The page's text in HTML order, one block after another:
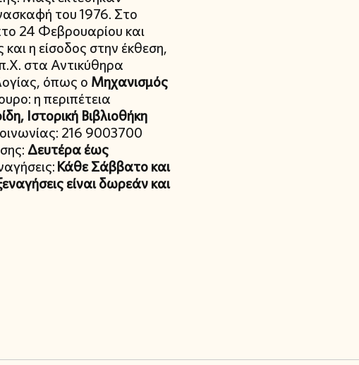
του 1976. Στο
24 Φεβρουαρίου και
η είσοδος στην έκθεση,
στα Αντικύθηρα
όπως ο Μηχανισμός
η περιπέτεια
Ιστορική Βιβλιοθήκη
216 9003700
Δευτέρα έως
Κάθε Σάββατο και
είναι δωρεάν και